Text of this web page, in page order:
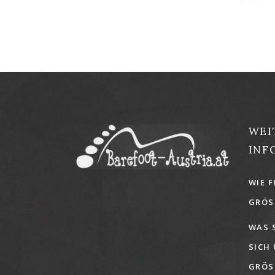
WIE
WAS
SICH